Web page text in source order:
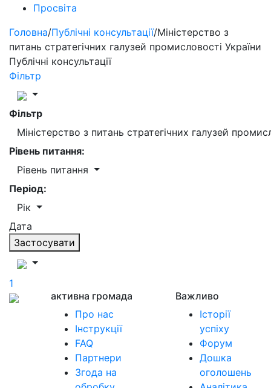
Просвіта
Головна/Публічні консультації/Міністерство з
питань стратегічних галузей промисловості України
Публічні консультації
Фільтр
Фільтр
Міністерство з питань стратегічних галузей
Рівень питання:
Рівень питання
Період:
Рік
Дата
Застосувати
1
активна громада
Про нас
Інструкції
FAQ
Партнери
Згода на
Важливо
Історії
успіху
Форум
Дошка
оголошень